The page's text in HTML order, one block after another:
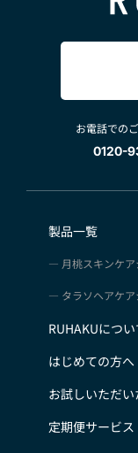
お電話での
0120-
製品一覧
月桃スキンケ
タラソヘアケ
RUHAKUについ
はじめての方へ
お試しいただ
定期便サービス